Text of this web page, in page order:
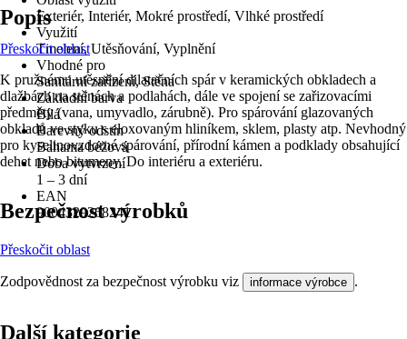
Exteriér, Interiér, Mokré prostředí, Vlhké prostředí
Využití
Tmelení, Utěsňování, Vyplnění
Vhodné pro
Sanitární zařízení, Stěna
Základní barva
Bílá
Barevný odstín
Bahama béžová
Doba vytvrzení
1 – 3 dní
EAN
9004329268241
Popis
Přeskočit oblast
K pružnému utěsnění dilatačních spár v keramických obkladech a
dlažbách na stěnách a podlahách, dále ve spojení se zařizovacími
předměty (vana, umyvadlo, zárubně). Pro spárování glazovaných
obkladů ve styku s eloxovaným hliníkem, sklem, plasty atp. Nevhodný
pro kyselinovzdorné spárování, přírodní kámen a podklady obsahující
dehet nebo bitumeny. Do interiéru a exteriéru.
Bezpečnost výrobků
Přeskočit oblast
Zodpovědnost za bezpečnost výrobku viz informace výrobce .
Další kategorie